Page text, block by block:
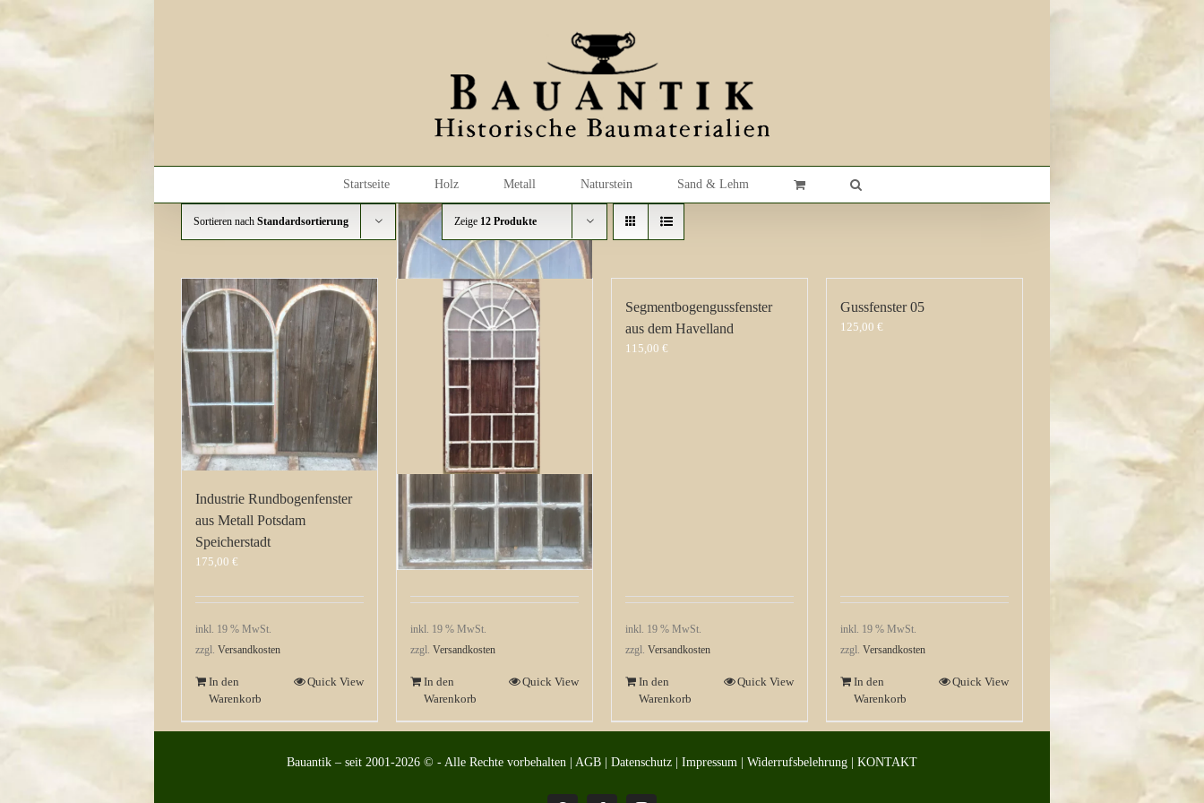
Startseite Holz Metall Naturstein Sand & Lehm
Sortieren nach Standardsortierung Zeige 12 Produkte
Industrie Rundbogenfenster
aus Metall Potsdam
Speicherstadt
175,00 €
inkl. 19 % MwSt.
zzgl. Versandkosten
In den
Warenkorb
Quick View
Rundbogengussfenster aus
Halle Saale
649,99
inkl. 19 % MwSt.
zzgl. Versandkosten
In den
Warenkorb
Quick View
Segmentbogengussfenster
aus dem Havelland
115,00 €
inkl. 19 % MwSt.
zzgl. Versandkosten
In den
Warenkorb
Quick View
Gussfenster 05
125,00 €
inkl. 19 % MwSt.
zzgl. Versandkosten
In den
Warenkorb
Quick View
Bauantik – seit 2001-2026 © - Alle Rechte vorbehalten | AGB Datenschutz Impressum Widerrufsbelehrung KONTAKT